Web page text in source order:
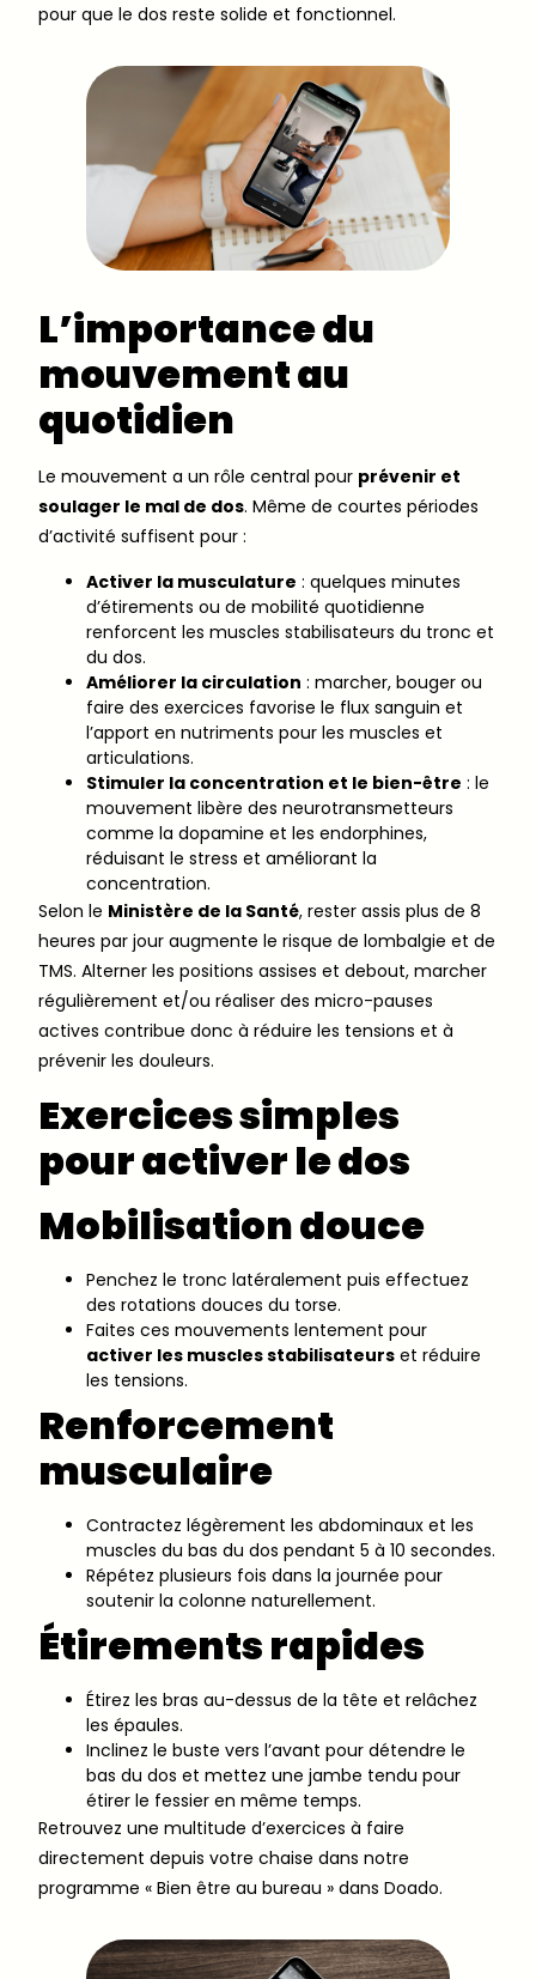
pour que le dos reste solide et fonctionnel.
L’importance du
mouvement au
quotidien
Le mouvement a un rôle central pour prévenir et
soulager le mal de dos. Même de courtes périodes
d’activité suffisent pour :
Activer la musculature : quelques minutes
d’étirements ou de mobilité quotidienne
renforcent les muscles stabilisateurs du tronc et
du dos.
Améliorer la circulation : marcher, bouger ou
faire des exercices favorise le flux sanguin et
l’apport en nutriments pour les muscles et
articulations.
Stimuler la concentration et le bien-être : le
mouvement libère des neurotransmetteurs
comme la dopamine et les endorphines,
réduisant le stress et améliorant la
concentration.
Selon le Ministère de la Santé, rester assis plus de 8
heures par jour augmente le risque de lombalgie et de
TMS. Alterner les positions assises et debout, marcher
régulièrement et/ou réaliser des micro-pauses
actives contribue donc à réduire les tensions et à
prévenir les douleurs.
Exercices simples
pour activer le dos
Mobilisation douce
Penchez le tronc latéralement puis effectuez
des rotations douces du torse.
Faites ces mouvements lentement pour
activer les muscles stabilisateurs et réduire
les tensions.
Renforcement
musculaire
Contractez légèrement les abdominaux et les
muscles du bas du dos pendant 5 à 10 secondes.
Répétez plusieurs fois dans la journée pour
soutenir la colonne naturellement.
Étirements rapides
Étirez les bras au-dessus de la tête et relâchez
les épaules.
Inclinez le buste vers l’avant pour détendre le
bas du dos et mettez une jambe tendu pour
étirer le fessier en même temps.
Retrouvez une multitude d’exercices à faire
directement depuis votre chaise dans notre
programme « Bien être au bureau » dans Doado.